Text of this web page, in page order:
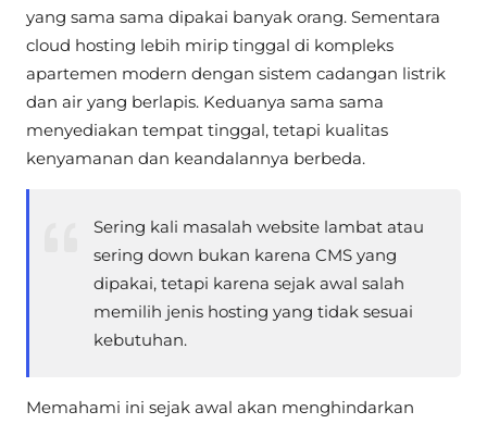
yang sama sama dipakai banyak orang. Sementara
cloud hosting lebih mirip tinggal di kompleks
apartemen modern dengan sistem cadangan listrik
dan air yang berlapis. Keduanya sama sama
menyediakan tempat tinggal, tetapi kualitas
kenyamanan dan keandalannya berbeda.
Sering kali masalah website lambat atau
sering down bukan karena CMS yang
dipakai, tetapi karena sejak awal salah
memilih jenis hosting yang tidak sesuai
kebutuhan.
Memahami ini sejak awal akan menghindarkan